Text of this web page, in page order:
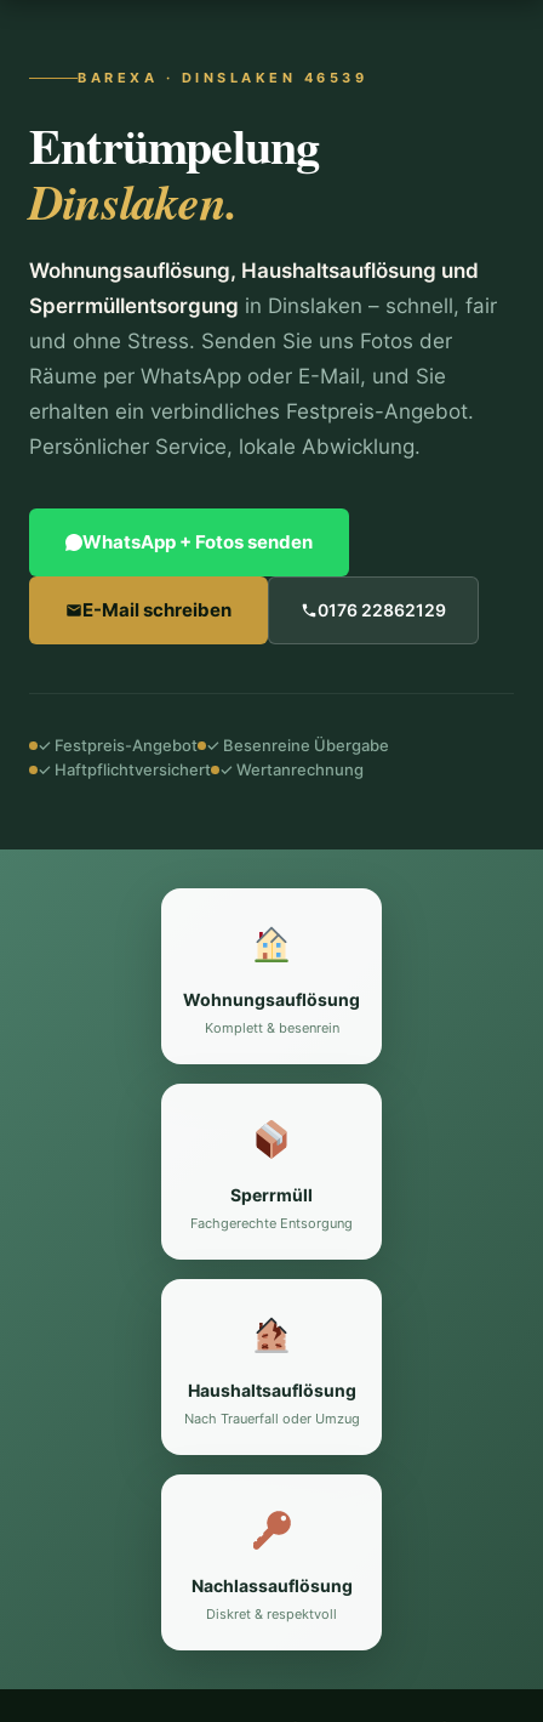
BAREXA · DINSLAKEN 46539
Entrümpelung
Dinslaken.
Wohnungsauflösung, Haushaltsauflösung und
Sperrmüllentsorgung in Dinslaken – schnell, fair
und ohne Stress. Senden Sie uns Fotos der
Räume per WhatsApp oder E-Mail, und Sie
erhalten ein verbindliches Festpreis-Angebot.
Persönlicher Service, lokale Abwicklung.
WhatsApp + Fotos senden
E-Mail schreiben 0176 22862129
✓ Festpreis-Angebot ✓ Besenreine Übergabe
✓ Haftpflichtversichert ✓ Wertanrechnung
Wohnungsauflösung
Komplett & besenrein
Sperrmüll
Fachgerechte Entsorgung
Haushaltsauflösung
Nach Trauerfall oder Umzug
Nachlassauflösung
Diskret & respektvoll